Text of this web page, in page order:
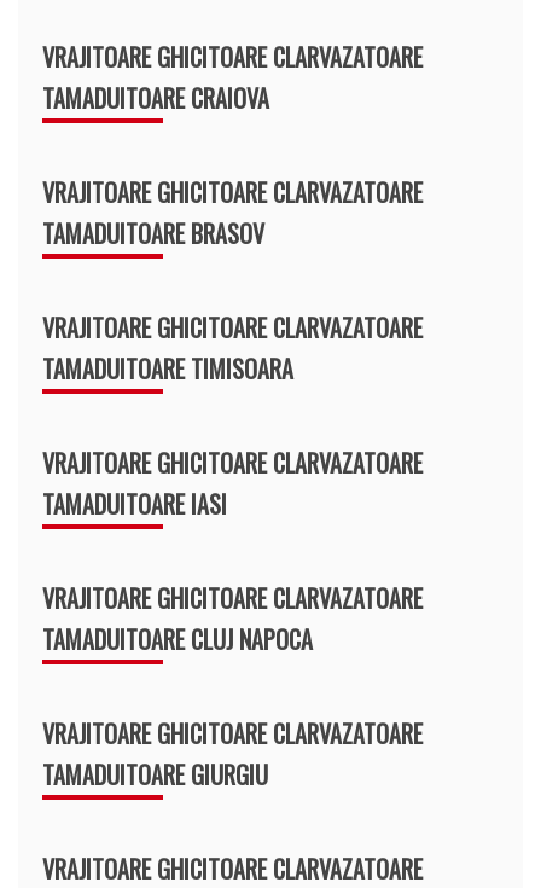
VRAJITOARE GHICITOARE CLARVAZATOARE
TAMADUITOARE CRAIOVA
VRAJITOARE GHICITOARE CLARVAZATOARE
TAMADUITOARE BRASOV
VRAJITOARE GHICITOARE CLARVAZATOARE
TAMADUITOARE TIMISOARA
VRAJITOARE GHICITOARE CLARVAZATOARE
TAMADUITOARE IASI
VRAJITOARE GHICITOARE CLARVAZATOARE
TAMADUITOARE CLUJ NAPOCA
VRAJITOARE GHICITOARE CLARVAZATOARE
TAMADUITOARE GIURGIU
VRAJITOARE GHICITOARE CLARVAZATOARE